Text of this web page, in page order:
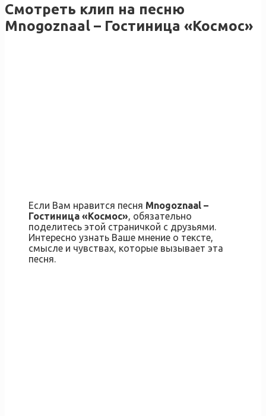
Смотреть клип на песню
Mnogoznaal – Гостиница «Космос»
Если Вам нравится песня Mnogoznaal –
Гостиница «Космос», обязательно
поделитесь этой страничкой с друзьями.
Интересно узнать Ваше мнение о тексте,
смысле и чувствах, которые вызывает эта
песня.